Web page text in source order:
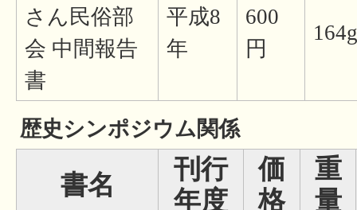
さん民俗部
会 中間報告
書
平成8
年
600
円
164g
歴史シンポジウム関係
書名
刊行
年度
価
格
重
量